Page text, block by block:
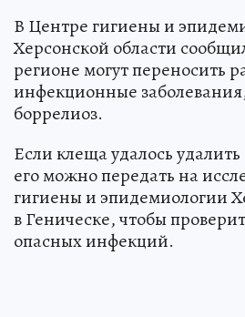
В Центре гигиены и
Херсонской области
регионе могут переносить
инфекционные
боррелиоз.
Если клеща удалось
его можно передать на
гигиены и эпидемиологии
в Геническе, чтобы
опасных инфекций.